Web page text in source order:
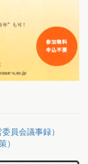
員会議事録）
）